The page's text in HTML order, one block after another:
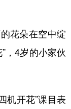
花朵在空中绽
，4岁的小家伙
机开花”课目表